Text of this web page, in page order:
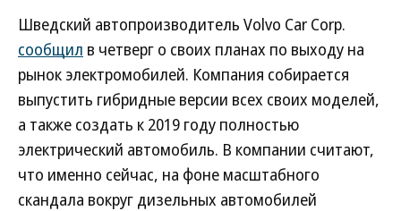
Шведский автопроизводитель Volvo Car Corp.
сообщил в четверг о своих планах по выходу на
рынок электромобилей. Компания собирается
выпустить гибридные версии всех своих моделей,
а также создать к 2019 году полностью
электрический автомобиль. В компании считают,
что именно сейчас, на фоне масштабного
скандала вокруг дизельных автомобилей